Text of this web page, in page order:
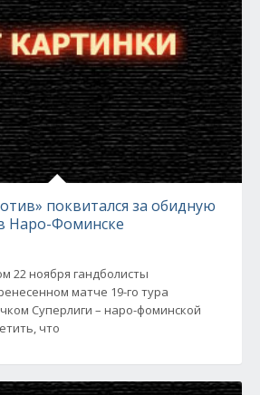
поквитался за обидную
Наро-Фоминске
22 ноября гандболисты
матче 19-го тура
Суперлиги – наро-фоминской
что